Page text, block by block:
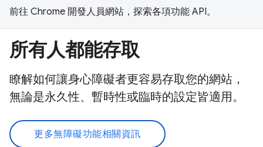
前往 Chrome 開發人員網站，探索各項功能 API。
所有人都能存取
瞭解如何讓身心障礙者更容易存取您的網站，
無論是永久性、暫時性或臨時的設定皆適用。
更多無障礙功能相關資訊